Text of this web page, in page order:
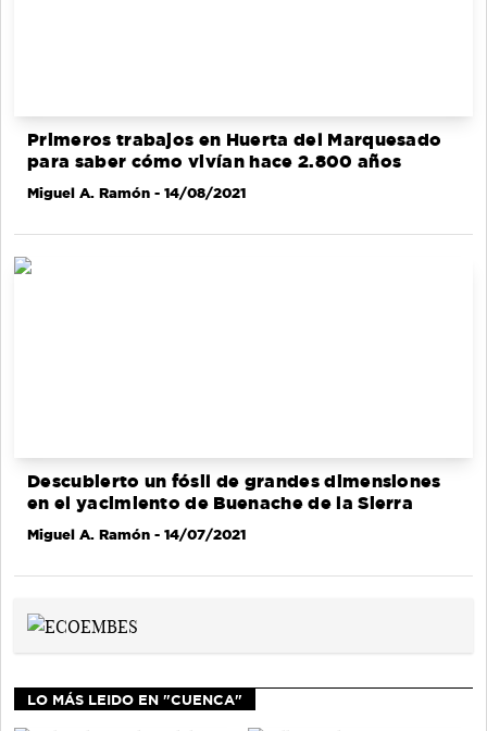
Primeros trabajos en Huerta del Marquesado
para saber cómo vivían hace 2.800 años
Miguel A. Ramón - 14/08/2021
Descubierto un fósil de grandes dimensiones
en el yacimiento de Buenache de la Sierra
Miguel A. Ramón - 14/07/2021
LO MÁS LEIDO EN "CUENCA"